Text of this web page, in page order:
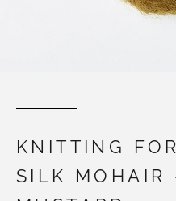
KNITTING
SILK MOHAIR